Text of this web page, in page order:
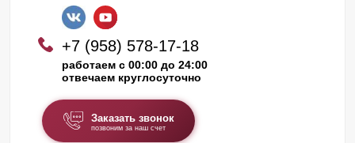
+7 (958) 578-17-18
работаем с 00:00 до 24:00
отвечаем круглосуточно
Заказать звонок
позвоним за наш счет